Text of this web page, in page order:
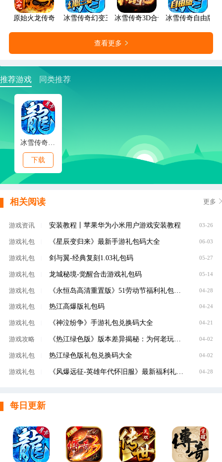
原始火龙传奇 冰雪传奇幻变三职业冰雪传奇3D合击版冰雪传奇自由版
查看更多
推荐游戏 同类推荐
冰雪传奇点卡版
下载
相关阅读 更多
游戏资讯 安装教程丨苹果华为小米用户游戏安装教程 03-26
游戏礼包 《星辰变归来》最新手游礼包码大全 06-03
游戏礼包 剑与翼-经典复刻1.03礼包码 05-27
游戏礼包 龙城秘境-觉醒合击游戏礼包码 05-14
游戏礼包 《永恒岛高清重置版》51劳动节福利礼包码限时放送 04-28
游戏礼包 热江高爆版礼包码 04-24
游戏礼包 《神泣纷争》手游礼包兑换码大全 04-21
游戏攻略 《热江绿色版》版本差异揭秘：为何老玩家都说这才是真正的江湖？ 04-02
游戏礼包 热江绿色版礼包兑换码大全 04-02
游戏礼包 《风爆远征-英雄年代怀旧服》最新福利礼包码大全 04-28
每日更新